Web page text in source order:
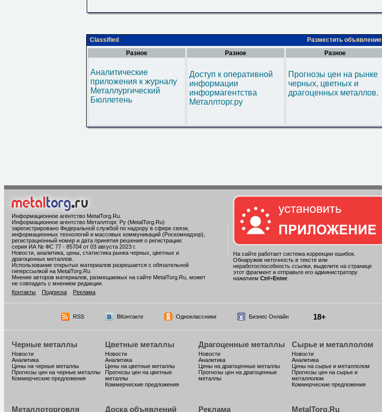
Classified
Разместить объявление
Разное
Аналитические
приложения к журналу
Металлургический
Бюллетень
Разное
Доступ к оперативной
информации
информагентства
Металлторг.ру
Разное
Прогнозы цен на рынке
черных, цветных и
драгоценных металлов.
Информационное агентство MetalTorg.Ru
Информационное агентство Металлторг. Ру (MetalTorg.Ru)
зарегистрировано Федеральной службой по надзору в сфере связи,
информационных технологий и массовых коммуникаций (Роскомнадзор),
регистрационный номер и дата принятия решения о регистрации:
серия ИА № ФС 77 - 85704 от 03 августа 2023 г.
Новости, аналитика, цены, статистика рынка черных, цветных и
драгоценных металлов.
Использование открытых материалов разрешается с обязательной
гиперссылкой на MetalTorg.Ru
Мнение авторов материалов, размещаемых на сайте MetalTorg.Ru, может
не совпадать с мнением редакции.
Контакты
Подписка Реклама
На сайте работает система коррекции ошибок.
Обнаружив неточность в тексте или
неработоспособность ссылки, выделите на странице
этот фрагмент и отправьте его администратору
нажатием Ctrl +Enter.
RSS ВКонтакте Одноклассники Бизнес Онлайн 18+
Черные металлы
Новости
Аналитика
Цены на черные металлы
Прогнозы цен на черные металлы
Коммерческие предложения
Цветные металлы
Новости
Аналитика
Цены на цветные металлы
Прогнозы цен на цветные
металлы
Коммерческие предложения
Драгоценные металлы
Новости
Аналитика
Цены на драгоценные металлы
Прогнозы цен на драгоценные
металлы
Сырье и металлолом
Новости
Аналитика
Цены на сырье и металлолом
Прогнозы цен на сырье и
металлолом
Коммерческие предложения
Металлоторговля Доска объявлений Реклама MetalTorg.Ru